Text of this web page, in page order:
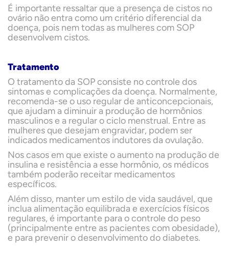
É importante ressaltar que a presença de cistos no
ovário não entra como um critério diferencial da
doença, pois nem todas as mulheres com SOP
desenvolvem cistos.
Tratamento
O tratamento da SOP consiste no controle dos
sintomas e complicações da doença. Normalmente,
recomenda-se o uso regular de anticoncepcionais,
que ajudam a diminuir a produção de hormônios
masculinos e a regular o ciclo menstrual. Entre as
mulheres que desejam engravidar, podem ser
indicados medicamentos indutores da ovulação.
Nos casos em que existe o aumento na produção de
insulina e resistência a esse hormônio, os médicos
também poderão receitar medicamentos
específicos.
Além disso, manter um estilo de vida saudável, que
inclua alimentação equilibrada e exercícios físicos
regulares, é importante para o controle do peso
(principalmente entre as pacientes com obesidade),
e para prevenir o desenvolvimento do diabetes.